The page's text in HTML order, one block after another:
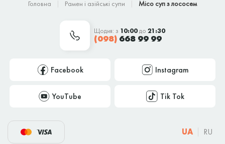
Головна Рамен і азійські супи Місо суп з лососем
Щодня: з 10:00до 21:30
(098) 668 99 99
Facebook Instagram
YouTube Tik Tok
UA RU